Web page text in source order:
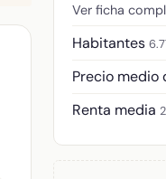
Ver ficha
Habitantes
Precio medio
Renta media